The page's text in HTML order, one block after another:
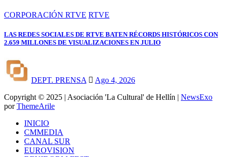
CORPORACIÓN RTVE RTVE
LAS REDES SOCIALES DE RTVE BATEN RÉCORDS HISTÓRICOS CON
2.659 MILLONES DE VISUALIZACIONES EN JULIO
DEPT. PRENSA
Ago 4, 2026
Copyright © 2025 | Asociación 'La Cultural' de Hellín
NewsExo
porThemeArile
INICIO
CMMEDIA
CANAL SUR
EUROVISION